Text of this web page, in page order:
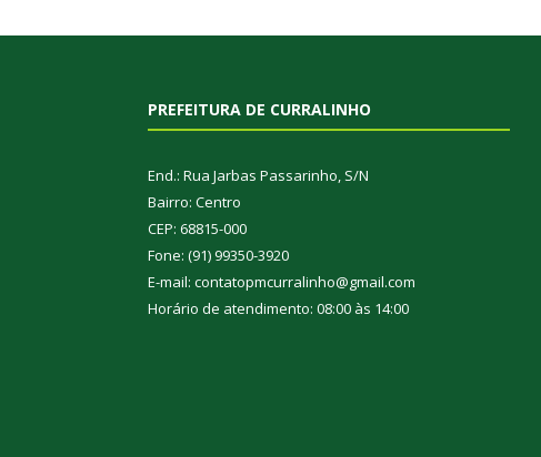
PREFEITURA DE CURRALINHO
End.: Rua Jarbas Passarinho, S/N
Bairro: Centro
CEP: 68815-000
Fone: (91) 99350-3920
E-mail: contatopmcurralinho@gmail.com
Horário de atendimento: 08:00 às 14:00